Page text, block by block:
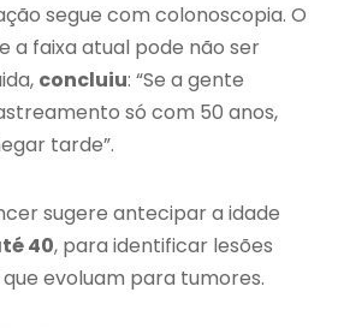
segue com colonoscopia. O
a faixa atual pode não ser
concluiu: “Se a gente
só com 50 anos,
tarde”.
sugere antecipar a idade
40, para identificar lesões
evoluam para tumores.